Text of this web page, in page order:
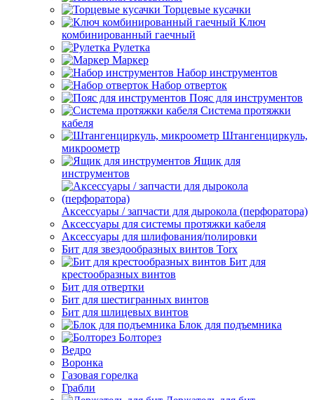
Торцевые кусачки
Ключ
комбинированный гаечный
Рулетка
Маркер
Набор инструментов
Набор отверток
Пояс для инструментов
Система протяжки
кабеля
Штангенциркуль,
микроометр
Ящик для
инструментов
Аксессуары / запчасти для дырокола (перфоратора)
Аксессуары для системы протяжки кабеля
Аксессуары для шлифования/полировки
Бит для звездообразных винтов Torx
Бит для
крестообразных винтов
Бит для отвертки
Бит для шестигранных винтов
Бит для шлицевых винтов
Блок для подъемника
Болторез
Ведро
Воронка
Газовая горелка
Грабли